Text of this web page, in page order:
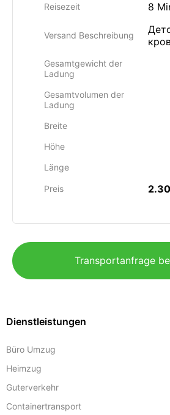
Reisezeit 8
Versand Beschreibung
Gesamtgewicht der
Ladung
Gesamtvolumen der
Ladung
Breite
Höhe
Länge
Preis
Transportanfrage
Dienstleistungen
Büro Umzug
Heimzug
Guterverkehr
Containertransport